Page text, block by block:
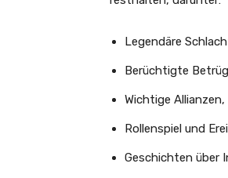
Legendäre
Berüchtigte
Wichtige
Rollenspiel und
Geschichten über